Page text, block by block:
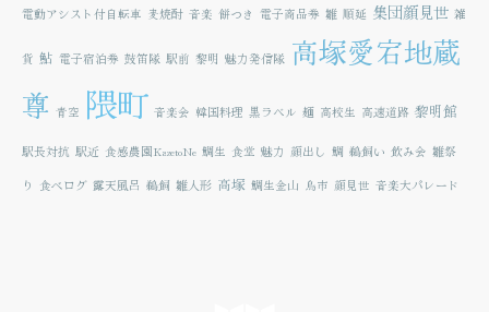
電動アシスト付自転車 麦焼酎 音楽 餅つき 電子商品券 雛 順延 集団顔見世 雑
貨 鮎 電子宿泊券 鼓笛隊 駅前 黎明 魅力発信隊 高塚愛宕地蔵
尊 青空 隈町 音楽会 韓国料理 黒ラベル 麺 高校生 高速道路 黎明館
駅長対抗 駅近 食感農園KazetoNe 鯛生 食堂 魅力 顔出し 鯛 鵜飼い 飲み会 雛祭
り 食べログ 露天風呂 鵜飼 雛人形 高塚 鯛生金山 鳥市 顔見世 音楽大パレード